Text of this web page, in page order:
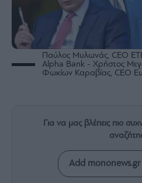
Rumors
ESG
Today
Mononews2030
Άρθρα
Παύλος Μυλωνάς, CEO
Alpha Bank - Χρήστος
Φωκίων Καραβίας, CEO
Για να μας βλέπεις πιο
Add